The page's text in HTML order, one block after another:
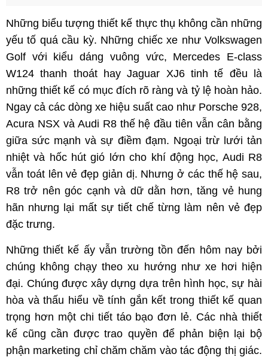
Những biểu tượng thiết kế thực thụ không cần những
yếu tố quá cầu kỳ. Những chiếc xe như Volkswagen
Golf với kiểu dáng vuông vức, Mercedes E-class
W124 thanh thoát hay Jaguar XJ6 tinh tế đều là
những thiết kế có mục đích rõ ràng và tỷ lệ hoàn hảo.
Ngay cả các dòng xe hiệu suất cao như Porsche 928,
Acura NSX và Audi R8 thế hệ đầu tiên vẫn cân bằng
giữa sức mạnh và sự điềm đạm. Ngoại trừ lưới tản
nhiệt và hốc hút gió lớn cho khí động học, Audi R8
vẫn toát lên vẻ đẹp giản dị. Nhưng ở các thế hệ sau,
R8 trở nên góc cạnh và dữ dằn hơn, tăng vẻ hung
hãn nhưng lại mất sự tiết chế từng làm nên vẻ đẹp
đặc trưng.
Những thiết kế ấy vẫn trường tồn đến hôm nay bởi
chúng không chạy theo xu hướng như xe hơi hiện
đại. Chúng được xây dựng dựa trên hình học, sự hài
hòa và thấu hiểu về tính gắn kết trong thiết kế quan
trọng hơn một chi tiết táo bạo đơn lẻ. Các nhà thiết
kế cũng cần được trao quyền để phản biện lại bộ
phận marketing chỉ chăm chăm vào tác động thị giác.